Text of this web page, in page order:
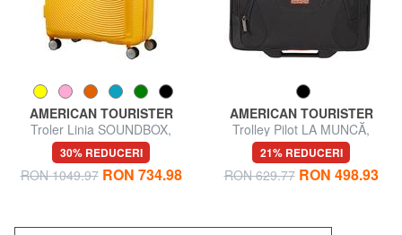
AMERICAN TOURISTER
Troler Linia SOUNDBOX,
dimensiuni mari, extensibilă
30% REDUCERI
RON 1049.97 RON 734.98
AMERICAN TOURISTER
Trolley Pilot LA MUNCĂ,
tabletă și computer 15,6 "
21% REDUCERI
RON 629.77 RON 498.93